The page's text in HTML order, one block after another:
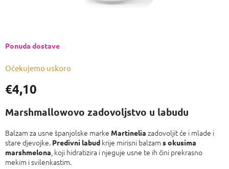
€4,10
Izmjeri
cijenu:
Očekujemo uskoro
Ponuda dostave
Marshmallowovo zadovoljstvo u labudu
Balzam za usne španjolske marke Martinelia zadovoljit će i mlade i
stare djevojke. Predivni labud krije mirisni balzam s okusima
marshmelona , ​​koji hidratizira i njeguje usne te ih čini prekrasno
mekim i svilenkastim.